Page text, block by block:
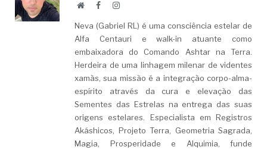
WebsiteFacebookLinkedIn
Neva (Gabriel RL) é uma consciência estelar de
Alfa Centauri e walk-in atuante como
embaixadora do Comando Ashtar na Terra.
Herdeira de uma linhagem milenar de videntes
xamãs, sua missão é a integração corpo-alma-
espírito através da cura e elevação das
Sementes das Estrelas na entrega das suas
origens estelares. Especialista em Registros
Akáshicos, Projeto Terra, Geometria Sagrada,
Magia, Prosperidade e Alquimia, funde